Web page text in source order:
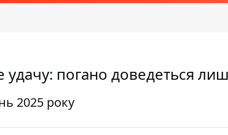
удачу: погано доведеться
2025 року